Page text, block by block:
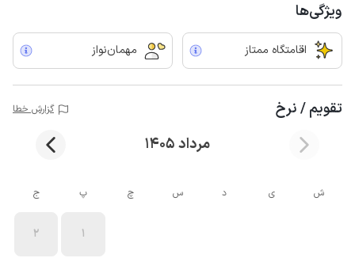
ویژگی‌ها
اقامتگاه ممتاز مهمان‌نواز
تقویم / نرخ گزارش خطا
مرداد 1405
ش ی د س چ پ ج
1
2